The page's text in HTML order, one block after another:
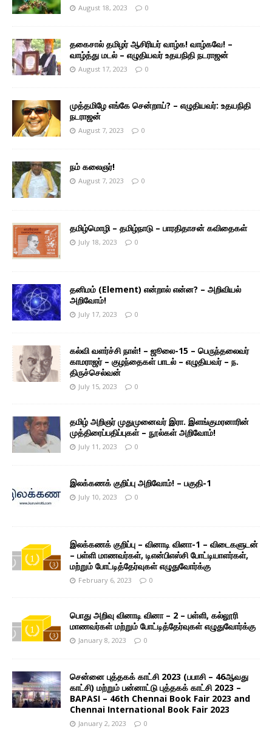
August 18, 2023 0
தகைசால் தமிழர் ஆசிரியர் வாழ்க! வாழ்கவே! –
வாழ்த்து மடல் – எழுதியவர் உதயநிதி நடராஜன்
August 17, 2023 0
முத்தமிழே எங்கே சென்றாய்? – எழுதியவர்: உதயநிதி
நடராஜன்
August 7, 2023 0
நம் கலைஞர்!
August 7, 2023 0
தமிழ்மொழி – தமிழ்நாடு – பாரதிதாசன் கவிதைகள்
July 18, 2023 0
தனிமம் (Element) என்றால் என்ன? – அறிவியல்
அறிவோம்!
July 17, 2023 0
கல்வி வளர்ச்சி நாள்! – ஜூலை-15 – பெருந்தலைவர்
காமராஜர் – குழந்தைகள் பாடல் – எழுதியவர் – ந.
திருச்செல்வன்
July 15, 2023 0
தமிழ் அறிஞர் முதுமுனைவர் இரா. இளங்குமரனாரின்
முத்திரைப்பதிப்புகள் – நூல்கள் அறிவோம்!
July 11, 2023 0
இலக்கணக் குறிப்பு அறிவோம்! – பகுதி-1
July 10, 2023 0
இலக்கணக் குறிப்பு – வினாடி வினா-1 – விடைகளுடன்
– பள்ளி மாணவர்கள், டிஎன்பிஎஸ்சி போட்டியாளர்கள்,
மற்றும் போட்டித்தேர்வுகள் எழுதுவோர்க்கு
February 6, 2023 0
பொது அறிவு வினாடி வினா – 2 – பள்ளி, கல்லூரி
மாணவர்கள் மற்றும் போட்டித்தேர்வுகள் எழுதுவோர்க்கு
January 8, 2023 0
சென்னை புத்தகக் காட்சி 2023 (பபாசி – 46ஆவது
காட்சி) மற்றும் பன்னாட்டு புத்தகக் காட்சி 2023 –
BAPASI – 46th Chennai Book Fair 2023 and
Chennai International Book Fair 2023
January 2, 2023 0